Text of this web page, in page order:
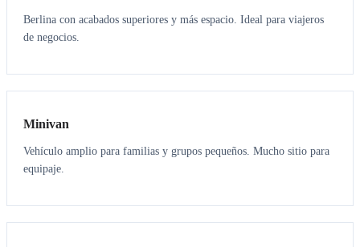
Berlina con acabados superiores y más espacio. Ideal para viajeros
de negocios.
6 5
Minivan
Vehículo amplio para familias y grupos pequeños. Mucho sitio para
equipaje.
7 7